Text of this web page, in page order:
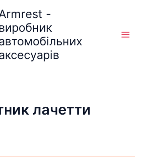
-
лачетти